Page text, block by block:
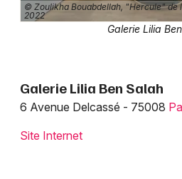
Espace d'art à Paris
Newsletter des sorties
© Zoulikha Bouabdellah, "Hercule" de
2022
Galerie Lilia
Galerie Lilia Ben Salah
6 Avenue Delcassé - 75008
Site Internet